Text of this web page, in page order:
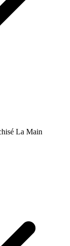
La Main